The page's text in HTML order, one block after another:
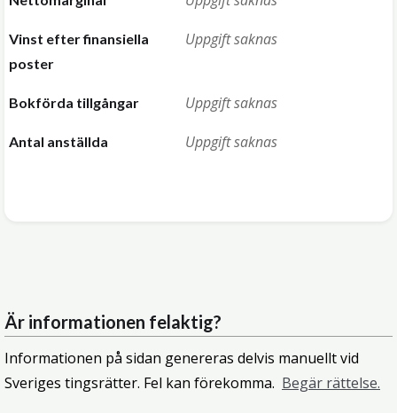
Vinst efter finansiella
poster
Uppgift saknas
Bokförda tillgångar Uppgift saknas
Antal anställda Uppgift saknas
Är informationen felaktig?
Informationen på sidan genereras delvis manuellt vid
Sveriges tingsrätter. Fel kan förekomma. Begär rättelse.